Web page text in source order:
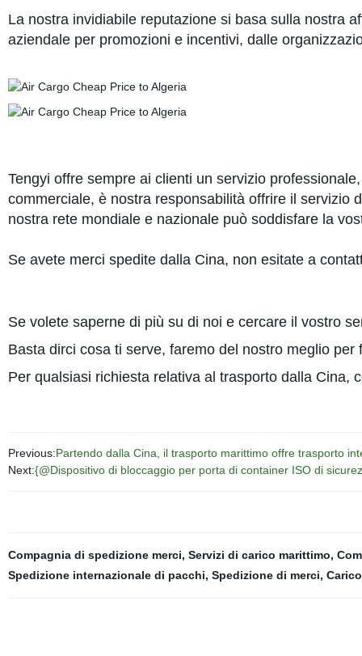
La nostra invidiabile reputazione si basa sulla nostra
aziendale per promozioni e incentivi, dalle
Tengyi offre sempre ai clienti un servizio
commerciale, è nostra responsabilità offrire il servizio
nostra rete mondiale e nazionale può soddisfare la
Se avete merci spedite dalla Cina, non esitate a
Se volete saperne di più su di noi e cercare il vostro
Basta dirci cosa ti serve, faremo del nostro meglio
Per qualsiasi richiesta relativa al trasporto dalla Cina,
Previous:Partendo dalla Cina, il trasporto marittimo offre trasporto
Next:{@Dispositivo di bloccaggio per porta di container ISO di
Compagnia di spedizione merci, Servizi di carico marittimo,
Spedizione internazionale di pacchi, Spedizione di merci,